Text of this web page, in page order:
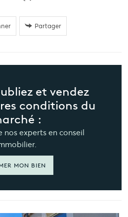
Partager
et vendez
conditions du
:
nos experts en conseil
MON BIEN